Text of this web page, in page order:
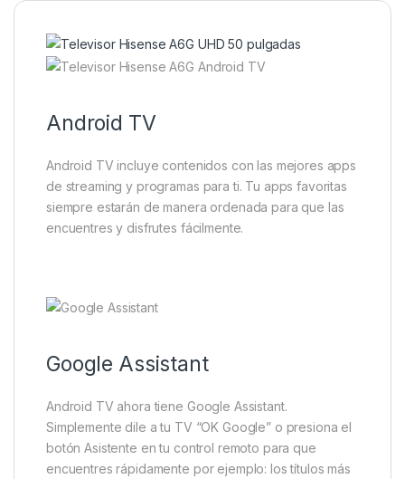
Android TV
Android TV incluye contenidos con las mejores apps
de streaming y programas para ti. Tu apps favoritas
siempre estarán de manera ordenada para que las
encuentres y disfrutes fácilmente.
Google Assistant
Android TV ahora tiene Google Assistant.
Simplemente dile a tu TV “OK Google” o presiona el
botón Asistente en tu control remoto para que
encuentres rápidamente por ejemplo: los títulos más